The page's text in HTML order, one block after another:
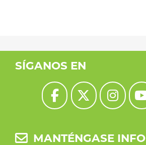
SÍGANOS EN
MANTÉNGASE